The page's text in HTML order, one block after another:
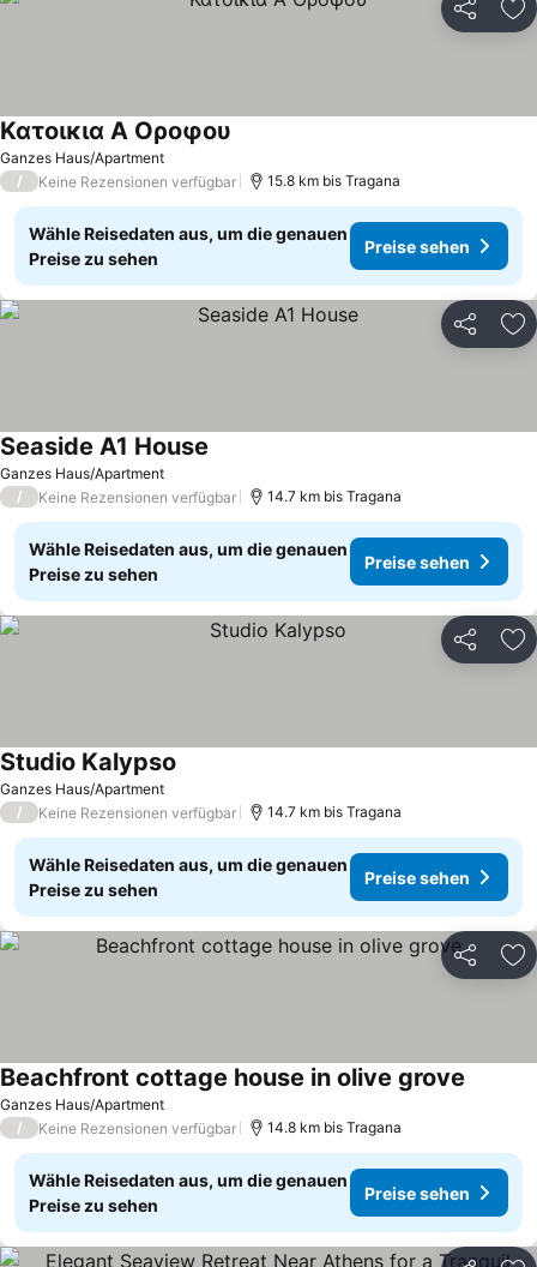
Teilen
Ganzes Haus/Apartment
Κατοικια Α Οροφου
/ Keine Rezensionen verfügbar 15.8 km bis Tragana
Wähle Reisedaten aus, um die genauen
Preise zu sehen
Preise sehen
Teilen
Ganzes Haus/Apartment
Seaside A1 House
/ Keine Rezensionen verfügbar 14.7 km bis Tragana
Wähle Reisedaten aus, um die genauen
Preise zu sehen
Preise sehen
Teilen
Ganzes Haus/Apartment
Studio Kalypso
/ Keine Rezensionen verfügbar 14.7 km bis Tragana
Wähle Reisedaten aus, um die genauen
Preise zu sehen
Preise sehen
Teilen
Ganzes Haus/Apartment
Beachfront cottage house in olive grove
/ Keine Rezensionen verfügbar 14.8 km bis Tragana
Wähle Reisedaten aus, um die genauen
Preise zu sehen
Preise sehen